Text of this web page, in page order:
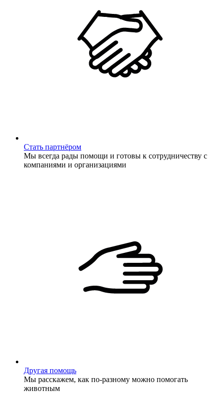
Стать партнёром
Мы всегда рады помощи и готовы к сотрудничеству с
компаниями и организациями
Другая помощь
Мы расскажем, как по-разному можно помогать
животным